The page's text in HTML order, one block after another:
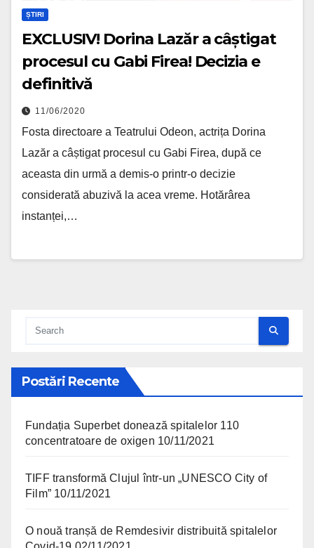
ȘTIRI
EXCLUSIV! Dorina Lazăr a câștigat
procesul cu Gabi Firea! Decizia e
definitivă
11/06/2020
Fosta directoare a Teatrului Odeon, actrița Dorina
Lazăr a câștigat procesul cu Gabi Firea, după ce
aceasta din urmă a demis-o printr-o decizie
considerată abuzivă la acea vreme. Hotărârea
instanței,…
Postări Recente
Fundația Superbet donează spitalelor 110
concentratoare de oxigen 10/11/2021
TIFF transformă Clujul într-un „UNESCO City of
Film” 10/11/2021
O nouă tranșă de Remdesivir distribuită spitalelor